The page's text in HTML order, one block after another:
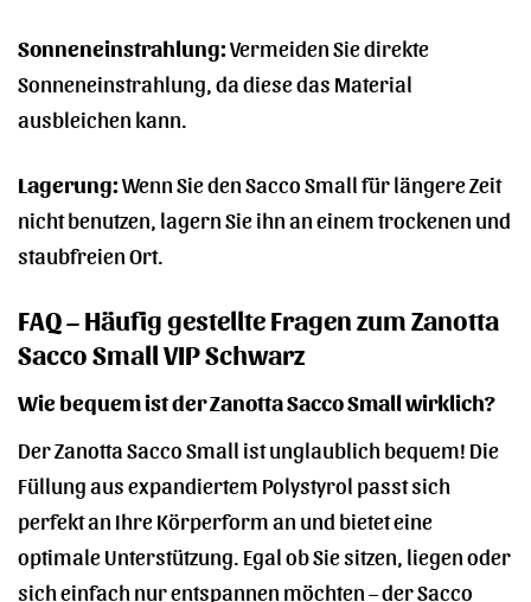
Sonneneinstrahlung:Vermeiden Sie direkte
Sonneneinstrahlung, da diese das Material
ausbleichen kann.
Lagerung:Wenn Sie den Sacco Small für längere Zeit
nicht benutzen, lagern Sie ihn an einem trockenen und
staubfreien Ort.
FAQ – Häufig gestellte Fragen zum Zanotta
Sacco Small VIP Schwarz
Wie bequem ist der Zanotta Sacco Small wirklich?
Der Zanotta Sacco Small ist unglaublich bequem! Die
Füllung aus expandiertem Polystyrol passt sich
perfekt an Ihre Körperform an und bietet eine
optimale Unterstützung. Egal ob Sie sitzen, liegen oder
sich einfach nur entspannen möchten – der Sacco